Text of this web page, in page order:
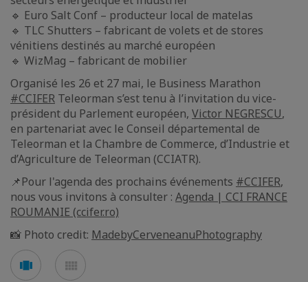
🔹 Euro Salt Conf – producteur local de matelas
🔹 TLC Shutters – fabricant de volets et de stores
vénitiens destinés au marché européen
🔹 WizMag – fabricant de mobilier
Organisé les 26 et 27 mai, le Business Marathon
#CCIFER Teleorman s’est tenu à l’invitation du vice-
président du Parlement européen, Victor NEGRESCU,
en partenariat avec le Conseil départemental de
Teleorman et la Chambre de Commerce, d’Industrie et
d’Agriculture de Teleorman (CCIATR).
📌Pour l'agenda des prochains événements #CCIFER,
nous vous invitons à consulter : Agenda | CCI FRANCE
ROUMANIE (ccifer.ro)
📸 Photo credit: MadebyCerveneanuPhotography
Voir
en
en